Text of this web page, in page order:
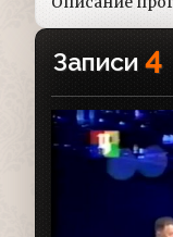
Записи 4